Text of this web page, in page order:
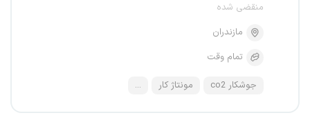
منقضی شده
مازندران
تمام وقت
جوشکار co2 مونتاژ کار ...